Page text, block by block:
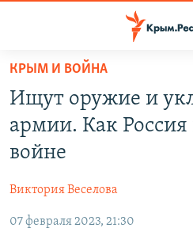
Вернуться
основному
содержанию
Вернутся
главной
навигации
Вернутся
СПЕЦПРОЕКТЫ
ГРУЗ 200
11 ЛЕТ ОККУПАЦИИ КРЫМА. 11
ВОДА
ЕЩЕ
ИНТЕРАКТИВ
РАДІО СВОБОДА
КРЫМ И ВОЙНА
Ищут оружие и
армии. Как
войне
Виктория Веселова
07 февраля 2023, 21:30